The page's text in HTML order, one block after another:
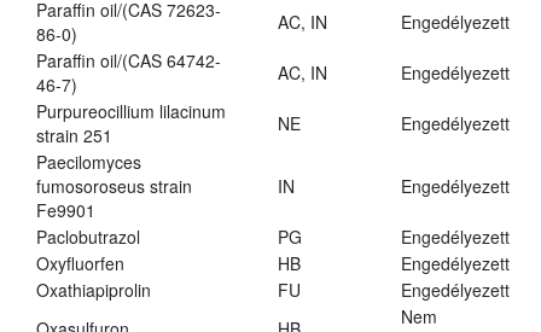
Paraffin oil/(CAS 72623-
86-0)
AC, IN
Engedélyezett
Paraffin oil/(CAS 64742-
46-7)
AC, IN
Engedélyezett
Purpureocillium lilacinum
strain 251
NE
Engedélyezett
Paecilomyces
fumosoroseus strain
Fe9901
IN Engedélyezett
Paclobutrazol PG
Engedélyezett
Oxyfluorfen
HB
Engedélyezett
Oxathiapiprolin
FU
Engedélyezett
Nem